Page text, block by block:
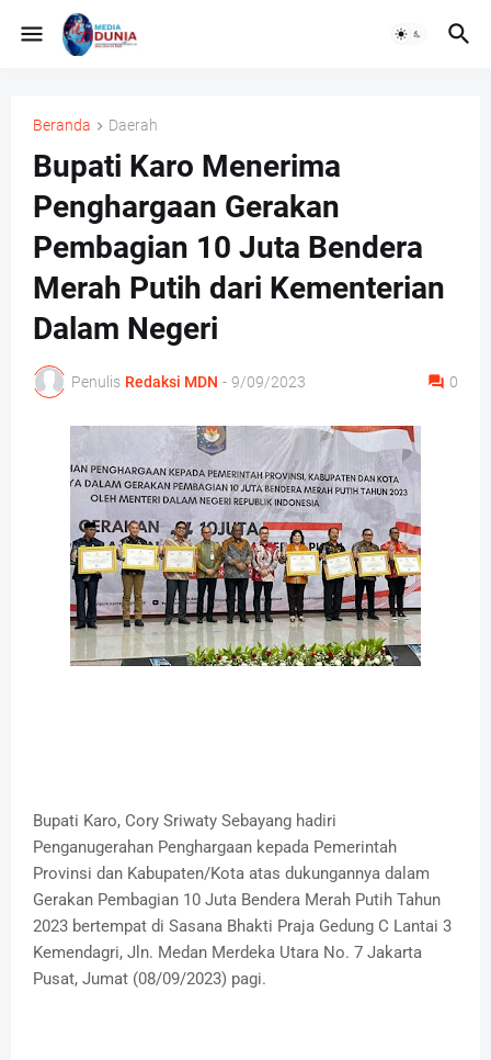
Beranda Daerah
Bupati Karo Menerima
Penghargaan Gerakan
Pembagian 10 Juta Bendera
Merah Putih dari Kementerian
Dalam Negeri
Penulis Redaksi MDN - 9/09/2023 0
Bupati Karo, Cory Sriwaty Sebayang hadiri
Penganugerahan Penghargaan kepada Pemerintah
Provinsi dan Kabupaten/Kota atas dukungannya dalam
Gerakan Pembagian 10 Juta Bendera Merah Putih Tahun
2023 bertempat di Sasana Bhakti Praja Gedung C Lantai 3
Kemendagri, Jln. Medan Merdeka Utara No. 7 Jakarta
Pusat, Jumat (08/09/2023) pagi.